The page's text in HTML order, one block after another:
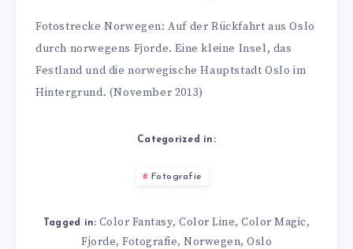
Fotostrecke Norwegen: Auf der Rückfahrt aus Oslo
durch norwegens Fjorde. Eine kleine Insel, das
Festland und die norwegische Hauptstadt Oslo im
Hintergrund. (November 2013)
Categorized in:
Fotografie
Tagged in: Color Fantasy,Color Line,Color Magic,
Fjorde, Fotografie, Norwegen, Oslo